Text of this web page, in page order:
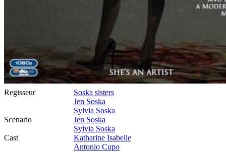
Regisseur
Soska sisters
Jen Soska
Sylvia Soska
Scenario
Jen Soska
Sylvia Soska
Cast
Katharine Isabelle
Antonio Cupo